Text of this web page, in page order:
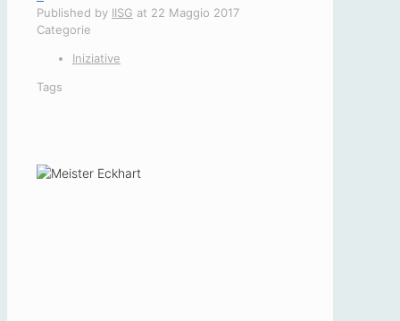
Published by IISG at 22 Maggio 2017
Categorie
Iniziative
Tags